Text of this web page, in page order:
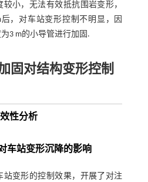
小，无法有效抵抗围岩变形，
，对车站变形控制不明显，因
3 m的小导管进行加固.
固对结构变形控制
性分析
车站变形沉降的影响
站变形的控制效果，开展了对注